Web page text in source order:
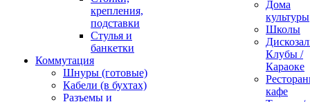
крепления,
подставки
Стулья и
банкетки
Коммутация
Шнуры (готовые)
Кабели (в бухтах)
Разъемы и
Дома
культуры
Школы
Клубы /
Караоке
кафе